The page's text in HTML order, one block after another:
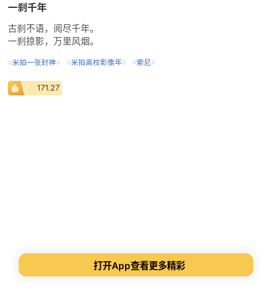
一刹千年
古刹不语，阅尽千年。
一刹掠影，万里风烟。
#米拍一张封神# #米拍高校影像年# #索尼#
171.27
打开App查看更多精彩